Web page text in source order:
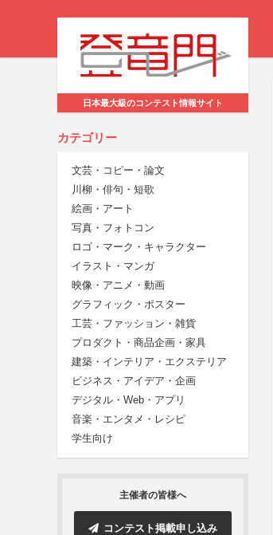
日本最大級のコンテスト情報サイト
カテゴリー
文芸・コピー・論文
川柳・俳句・短歌
絵画・アート
写真・フォトコン
ロゴ・マーク・キャラクター
イラスト・マンガ
映像・アニメ・動画
グラフィック・ポスター
工芸・ファッション・雑貨
プロダクト・商品企画・家具
建築・インテリア・エクステリア
ビジネス・アイデア・企画
デジタル・Web・アプリ
音楽・エンタメ・レシピ
学生向け
主催者の皆様へ
コンテスト掲載申し込み